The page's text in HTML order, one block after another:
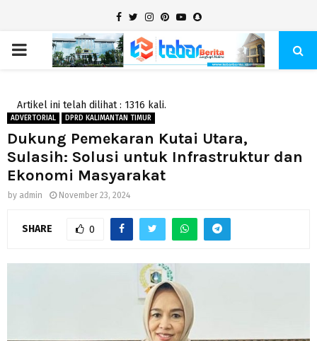
Facebook
TwitterInstagram
Pinterest
YoutubeSnapchat
PRIMARY
Artikel ini telah dilihat : 1316 kali.
ADVERTORIAL DPRD KALIMANTAN TIMUR
Dukung Pemekaran Kutai Utara,
Sulasih: Solusi untuk Infrastruktur dan
Ekonomi Masyarakat
by admin November 23, 2024
SHARE 0